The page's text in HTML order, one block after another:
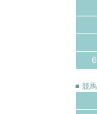
■ 競馬